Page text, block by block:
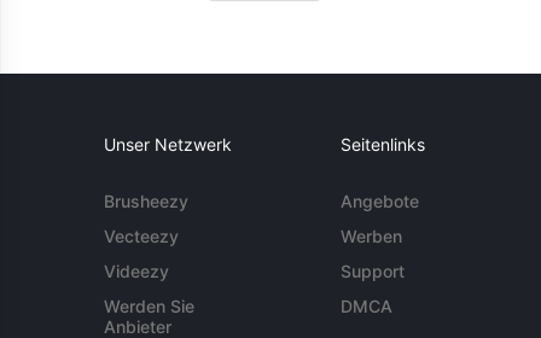
Unser Netzwerk
Brusheezy
Vecteezy
Videezy
Werden Sie
Anbieter
Seitenlinks
Angebote
Werben
Support
DMCA